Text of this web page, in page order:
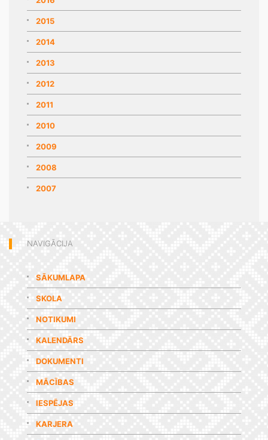
2015
2014
2013
2012
2011
2010
2009
2008
2007
NAVIGĀCIJA
SĀKUMLAPA
SKOLA
NOTIKUMI
KALENDĀRS
DOKUMENTI
MĀCĪBAS
IESPĒJAS
KARJERA